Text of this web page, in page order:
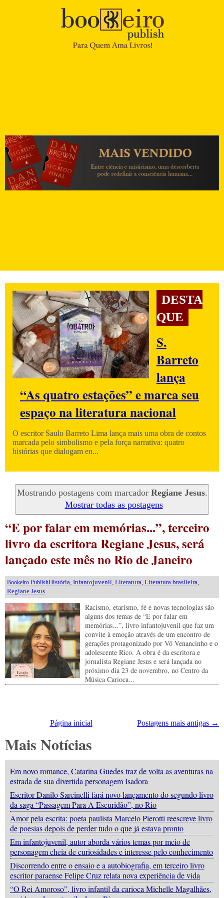
DESTA
QUE
S.
Barreto
lança
“As quatro estações” e marca seu
espaço na literatura nacional
O escritor Saulo Barreto Lima lança mais uma obra de contos
marcada pelo simbolismo e pela força narrativa: quatro
histórias que dialogam en...
Mostrando postagens com marcador Regiane Jesus.
Mostrar todas as postagens
“E por falar em memórias...”, terceiro
livro da escritora Regiane Jesus, será
lançado este mês no Rio de Janeiro
Bookeiro PublishHistória Infantojuvenil Literatura Literatura brasileira
Regiane Jesus
Racismo, etarismo, fé e novas tecnologias são
alguns dos temas de “E por falar em
memórias...”, livro infantojuvenil que faz um
convite à emoção através de um encontro de
gerações protagonizado por Vô Venancinho e o
adolescente Rico. A obra é da escritora e
jornalista Regiane Jesus e será lançada no
próximo dia 23 de novembro, no Centro da
Música Carioca...
Postagens mais antigas →
Página inicial
Mais Notícias
Em novo romance, Catarina Guedes traz de volta as aventuras na
estrada de sua divertida personagem Isadora
Escritor Danilo Sarcinelli fará novo lançamento do segundo livro
da saga “Passagem Para A Escuridão”, no Rio
Amor pela escrita: poeta paulista Marcelo Pierotti reescreve livro
de poesias depois de perder tudo o que já estava pronto
Em infantojuvenil, autor aborda vários temas por meio de
personagem cheia de curiosidades e interesse pelo conhecimento
Discorrendo entre o ensaio e a autobiografia, em terceiro livro
escritor paraense Felipe Cruz relata nova experiência de vida
“O Rei Amoroso”, livro infantil da carioca Michelle Magalhães,